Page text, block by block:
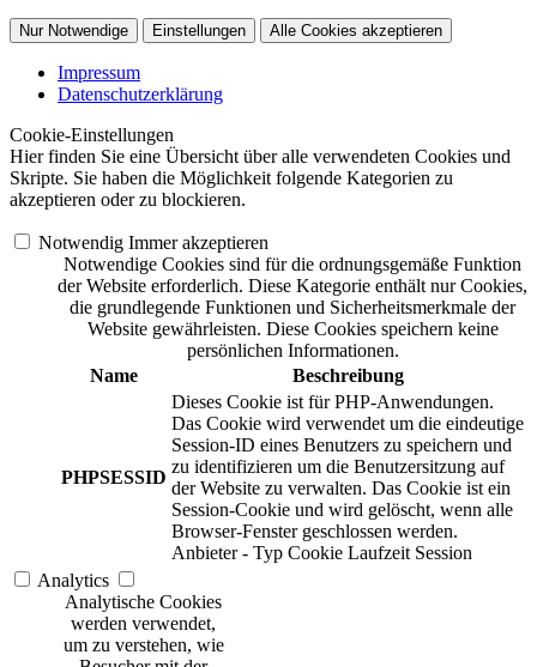
Nur Notwendige Einstellungen Alle Cookies akzeptieren
Impressum
Datenschutzerklärung
Cookie-Einstellungen
Hier finden Sie eine Übersicht über alle verwendeten Cookies und
Skripte. Sie haben die Möglichkeit folgende Kategorien zu
akzeptieren oder zu blockieren.
Notwendig Immer akzeptieren
Notwendige Cookies sind für die ordnungsgemäße Funktion
der Website erforderlich. Diese Kategorie enthält nur Cookies,
die grundlegende Funktionen und Sicherheitsmerkmale der
Website gewährleisten. Diese Cookies speichern keine
persönlichen Informationen.
Name
Beschreibung
PHPSESSID
Dieses Cookie ist für PHP-Anwendungen.
Das Cookie wird verwendet um die eindeutige
Session-ID eines Benutzers zu speichern und
zu identifizieren um die Benutzersitzung auf
der Website zu verwalten. Das Cookie ist ein
Session-Cookie und wird gelöscht, wenn alle
Browser-Fenster geschlossen werden.
Anbieter - Typ Cookie Laufzeit Session
Analytics
Analytische Cookies
werden verwendet,
um zu verstehen, wie